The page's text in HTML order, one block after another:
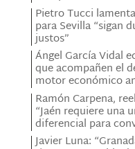
Pietro Tucci
para Sevilla “sigan
justos”
Ángel García Vidal
que acompañen el
motor económico
Ramón Carpena,
“Jaén requiere una
diferencial para
Javier Luna: